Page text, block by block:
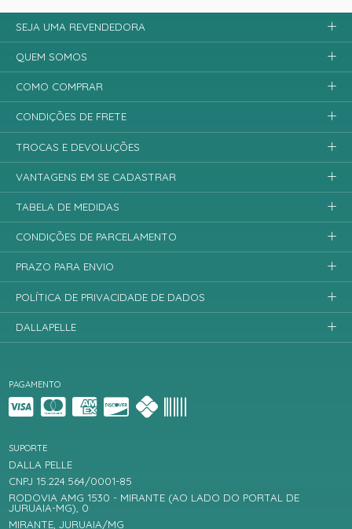
PAGAMENTO
SUPORTE
DALLA PELLE
CNPJ 15.224.564/0001-85
RODOVIA AMG 1530 - MIRANTE (AO LADO DO PORTAL DE
JURUAIA-MG), 0
MIRANTE, JURUAIA/MG
SEJA UMA REVENDEDORA
QUEM SOMOS
COMO COMPRAR
CONDIÇÕES DE FRETE
TROCAS E DEVOLUÇÕES
VANTAGENS EM SE CADASTRAR
TABELA DE MEDIDAS
CONDIÇÕES DE PARCELAMENTO
PRAZO PARA ENVIO
POLÍTICA DE PRIVACIDADE DE DADOS
DALLAPELLE